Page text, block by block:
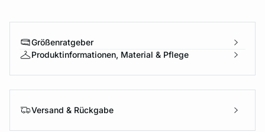
Größenratgeber
Produktinformationen, Material & Pflege
Versand & Rückgabe